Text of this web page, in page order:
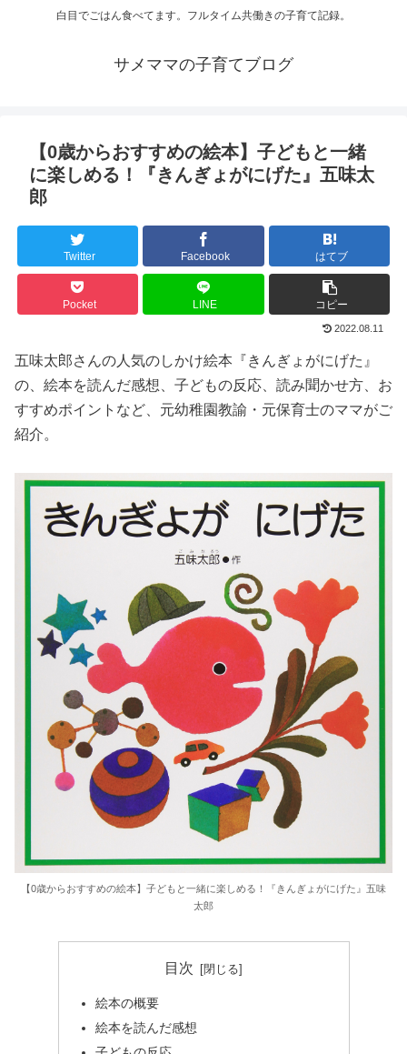
白目でごはん食べてます。フルタイム共働きの子育て記録。
サメママの子育てブログ
【0歳からおすすめの絵本】子どもと一緒
に楽しめる！『きんぎょがにげた』五味太
郎
Twitter Facebook はてブ
Pocket LINE コピー
2022.08.11
五味太郎さんの人気のしかけ絵本『きんぎょがにげた』
の、絵本を読んだ感想、子どもの反応、読み聞かせ方、お
すすめポイントなど、元幼稚園教諭・元保育士のママがご
紹介。
【0歳からおすすめの絵本】子どもと一緒に楽しめる！『きんぎょがにげた』五味
太郎
目次
絵本の概要
絵本を読んだ感想